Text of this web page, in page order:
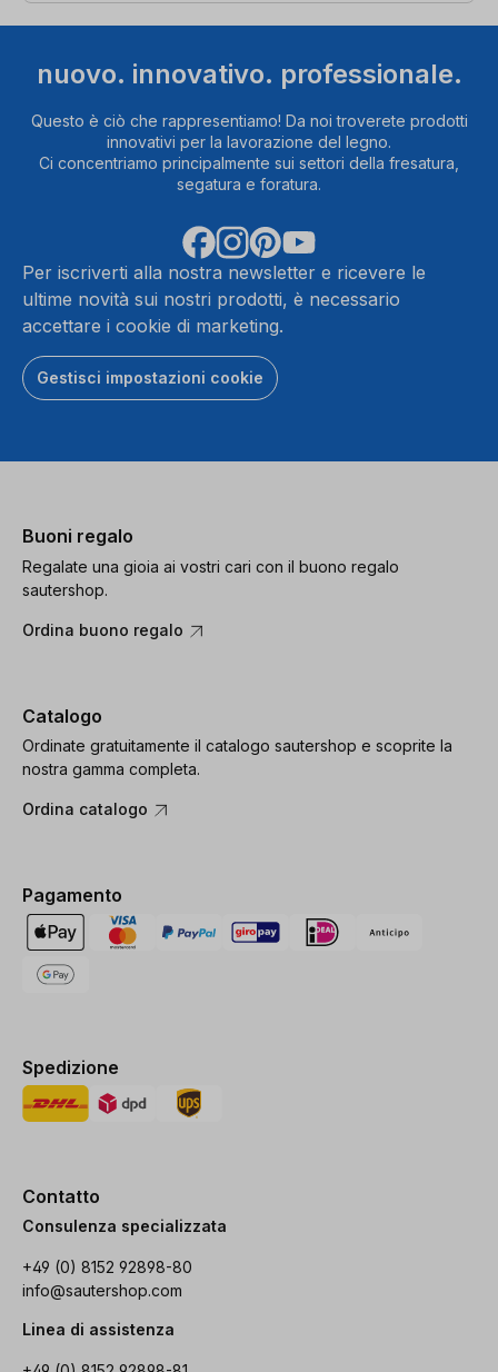
nuovo. innovativo. professionale.
Questo è ciò che rappresentiamo! Da noi troverete prodotti
innovativi per la lavorazione del legno.
Ci concentriamo principalmente sui settori della fresatura,
segatura e foratura.
Per iscriverti alla nostra newsletter e ricevere le
ultime novità sui nostri prodotti, è necessario
accettare i cookie di marketing.
Gestisci impostazioni cookie
Buoni regalo
Regalate una gioia ai vostri cari con il buono regalo
sautershop.
Ordina buono regalo
Catalogo
Ordinate gratuitamente il catalogo sautershop e scoprite la
nostra gamma completa.
Ordina catalogo
Pagamento
Spedizione
Contatto
Consulenza specializzata
+49 (0) 8152 92898-80
info@sautershop.com
Linea di assistenza